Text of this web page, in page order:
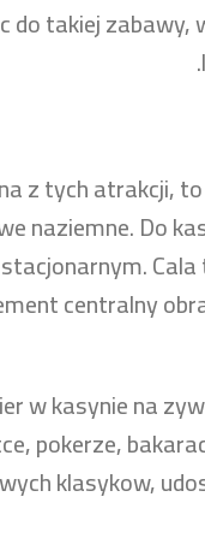
do takiej
z tych atrakcji,
naziemne. Do
centralny
w kasynie na
pokerze,
klasykow,